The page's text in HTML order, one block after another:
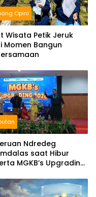
Opini
Wisata Petik Jeruk
Momen Bangun
Ndredeg
saat Hibur
MGKB’s Upgrading